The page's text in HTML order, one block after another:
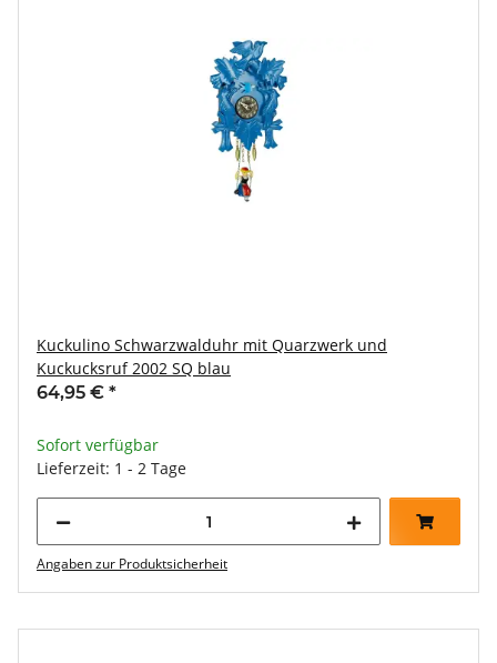
Kuckulino Schwarzwalduhr mit Quarzwerk und
Kuckucksruf 2002 SQ blau
64,95 € *
Sofort verfügbar
Lieferzeit: 1 - 2 Tage
Angaben zur Produktsicherheit